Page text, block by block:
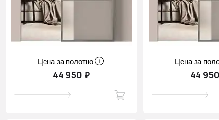
Цена за полотно
44 950 ₽
Цена за
44